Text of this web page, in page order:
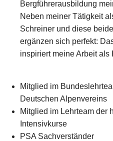
Bergführerausbildung
Neben meiner Tätigkeit
Schreiner und diese
ergänzen sich perfekt:
inspiriert meine Arbeit als
Mitglied im
Deutschen Alpenvereins
Mitglied im Lehrteam der
Intensivkurse
PSA Sachverständer